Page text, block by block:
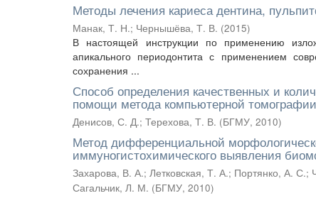
Методы лечения кариеса дентина,
Манак, Т. Н.; Чернышёва, Т. В. (2015)
В настоящей инструкции по применению
апикального периодонтита с применением
сохранения ...
Способ определения качественных и
помощи метода компьютерной томографии
Денисов, С. Д.; Терехова, Т. В. (БГМУ, 2010)
Метод дифференциальной
иммуногистохимического выявления
Захарова, В. А.; Летковская, Т. А.; Портянко, А. С.;
Сагальчик, Л. М. (БГМУ, 2010)